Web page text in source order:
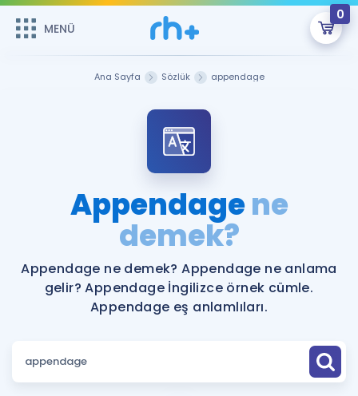
MENÜ
0
Şifremi Hatırlamıyorum
Sepetin Şu An Boş.
Remzi Hoca ile seni sınava hazırlayacak onlarca eğitim seni
bekliyor!
MENÜ
Katılımcı Görüşleri
Faydalı Araçlar
Ücretsiz Kaynaklar
Puan Hesaplama
İngilizce Gramer
Ana Sayfa Sözlük appendage
Appendagene
demek?
Appendage ne demek? Appendage ne anlama
gelir? Appendage İngilizce örnek cümle.
Appendage eş anlamlıları.